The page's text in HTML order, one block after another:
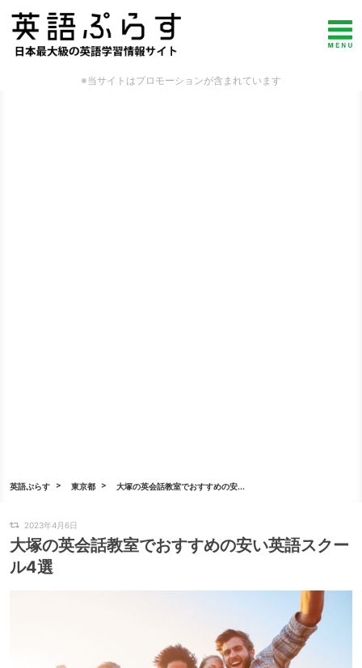
※当サイトはプロモーションが含まれています
英語ぷらす 東京都 大塚の英会話教室でおすすめの安...
2023年4月6日
大塚の英会話教室でおすすめの安い英語スクー
ル4選